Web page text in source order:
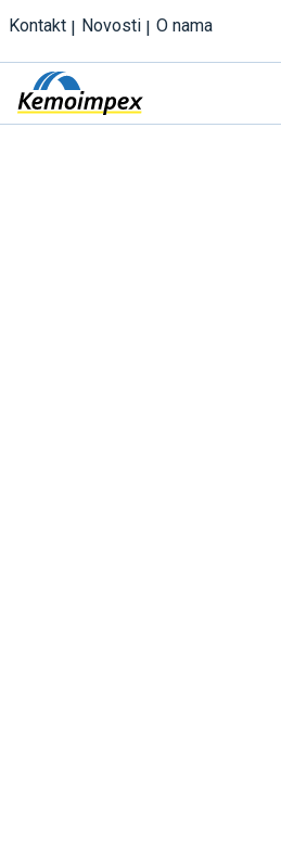
Kontakt Novosti O nama